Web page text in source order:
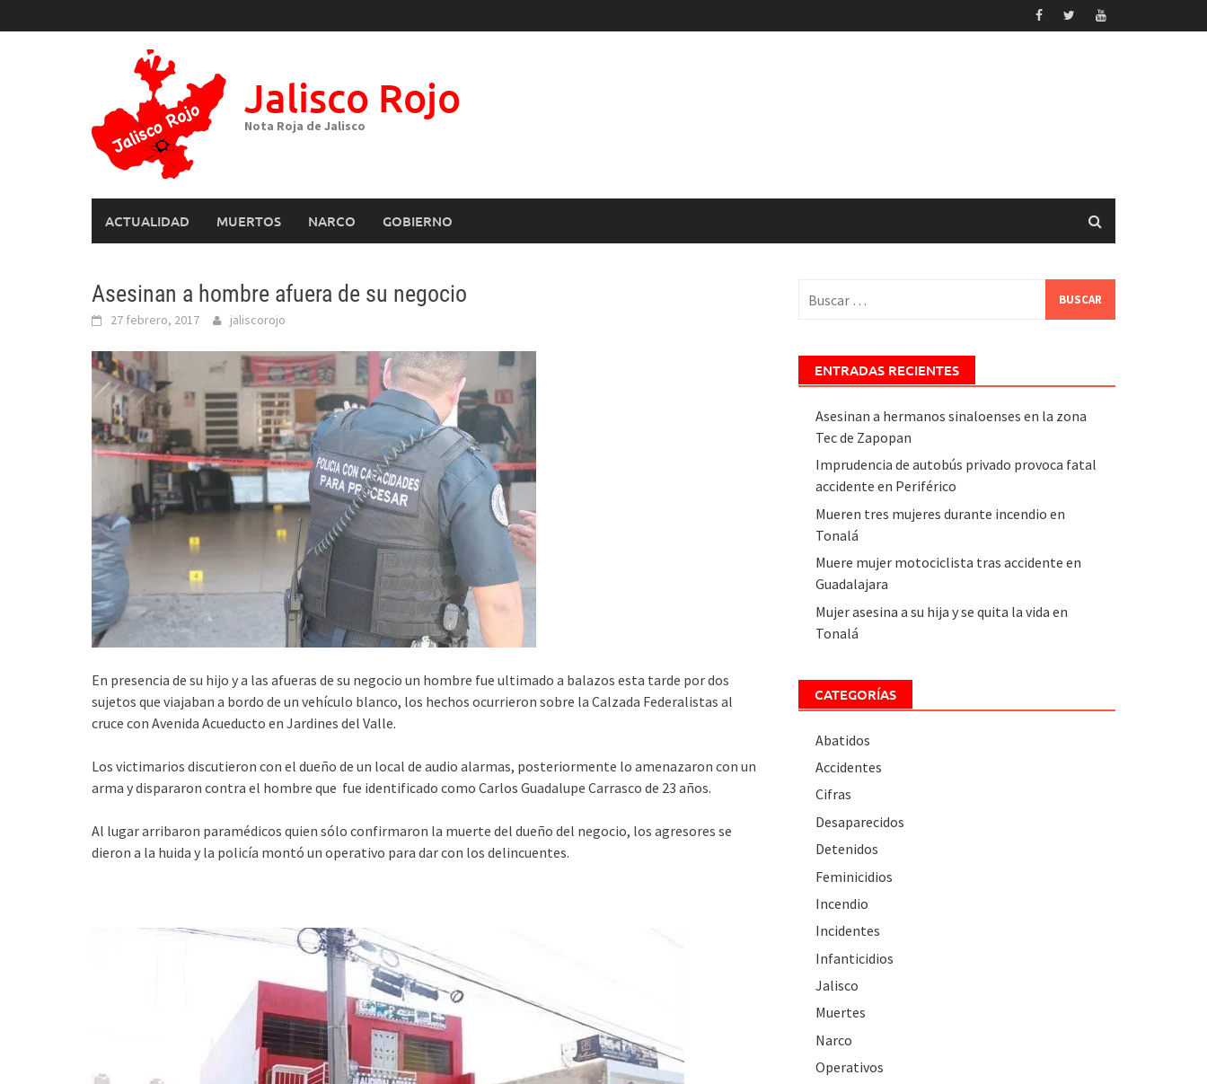
to
Jalisco Rojo
Nota Roja de Jalisco
ACTUALIDAD MUERTOS NARCO GOBIERNO
Asesinan a hombre afuera de su negocio
27 febrero, 2017 jaliscorojo
En presencia de su hijo y a las afueras de su negocio un hombre fue ultimado a balazos esta tarde por dos
sujetos que viajaban a bordo de un vehículo blanco, los hechos ocurrieron sobre la Calzada Federalistas al
cruce con Avenida Acueducto en Jardines del Valle.
Los victimarios discutieron con el dueño de un local de audio alarmas, posteriormente lo amenazaron con un
arma y dispararon contra el hombre que fue identificado como Carlos Guadalupe Carrasco de 23 años.
Al lugar arribaron paramédicos quien sólo confirmaron la muerte del dueño del negocio, los agresores se
dieron a la huida y la policía montó un operativo para dar con los delincuentes.
ENTRADAS RECIENTES
Asesinan a hermanos sinaloenses en la zona
Tec de Zapopan
Imprudencia de autobús privado provoca fatal
accidente en Periférico
Mueren tres mujeres durante incendio en
Tonalá
Muere mujer motociclista tras accidente en
Guadalajara
Mujer asesina a su hija y se quita la vida en
Tonalá
CATEGORÍAS
Abatidos
Accidentes
Cifras
Desaparecidos
Detenidos
Feminicidios
Incendio
Incidentes
Infanticidios
Jalisco
Muertes
Narco
Operativos